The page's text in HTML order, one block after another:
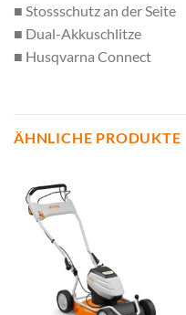
■ Stossschutz an der Seite
■ Dual-Akkuschlitze
■ Husqvarna Connect
ÄHNLICHE PRODUKTE